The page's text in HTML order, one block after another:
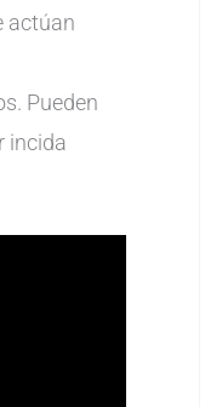
actúan
Pueden
incida